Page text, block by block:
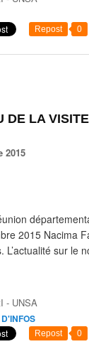
Repost 0
DE LA
2015
2015 Nacima
L’actualité sur
- UNSA
Repost 0